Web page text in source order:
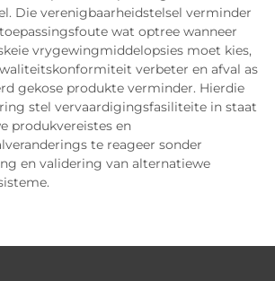
Die verenigbaarheidstelsel verminder
wat optree wanneer
vrygewingmiddelopsies moet kies,
verbeter en afval as
gekose produkte verminder. Hierdie
stel vervaardigingsfasiliteite in staat
produkvereistes en
te reageer sonder
en validering van alternatiewe